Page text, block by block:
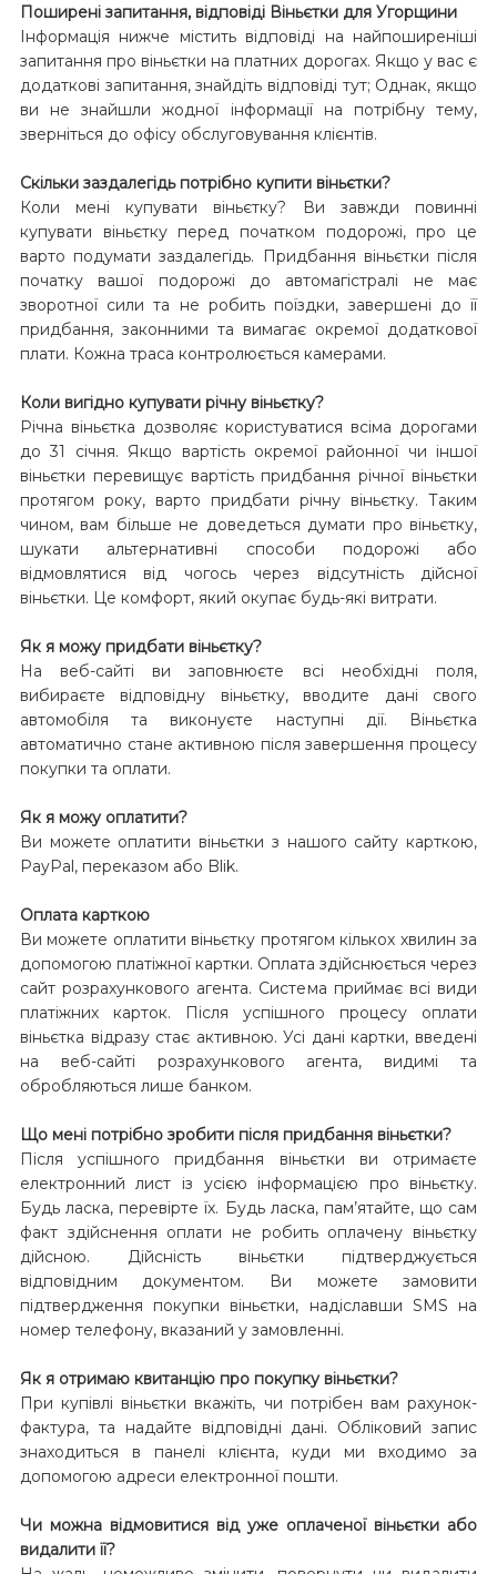
Поширені запитання, відповіді Віньєтки для Угорщини
Інформація нижче містить відповіді на найпоширеніші
запитання про віньєтки на платних дорогах. Якщо у вас є
додаткові запитання, знайдіть відповіді тут; Однак, якщо
ви не знайшли жодної інформації на потрібну тему,
зверніться до офісу обслуговування клієнтів.
Скільки заздалегідь потрібно купити віньєтки?
Коли мені купувати віньєтку? Ви завжди повинні
купувати віньєтку перед початком подорожі, про це
варто подумати заздалегідь. Придбання віньєтки після
початку вашої подорожі до автомагістралі не має
зворотної сили та не робить поїздки, завершені до її
придбання, законними та вимагає окремої додаткової
плати. Кожна траса контролюється камерами.
Коли вигідно купувати річну віньєтку?
Річна віньєтка дозволяє користуватися всіма дорогами
до 31 січня. Якщо вартість окремої районної чи іншої
віньєтки перевищує вартість придбання річної віньєтки
протягом року, варто придбати річну віньєтку. Таким
чином, вам більше не доведеться думати про віньєтку,
шукати альтернативні способи подорожі або
відмовлятися від чогось через відсутність дійсної
віньєтки. Це комфорт, який окупає будь-які витрати.
Як я можу придбати віньєтку?
На веб-сайті ви заповнюєте всі необхідні поля,
вибираєте відповідну віньєтку, вводите дані свого
автомобіля та виконуєте наступні дії. Віньєтка
автоматично стане активною після завершення процесу
покупки та оплати.
Як я можу оплатити?
Ви можете оплатити віньєтки з нашого сайту карткою,
PayPal, переказом або Blik.
Оплата карткою
Ви можете оплатити віньєтку протягом кількох хвилин за
допомогою платіжної картки. Оплата здійснюється через
сайт розрахункового агента. Система приймає всі види
платіжних карток. Після успішного процесу оплати
віньєтка відразу стає активною. Усі дані картки, введені
на веб-сайті розрахункового агента, видимі та
обробляються лише банком.
Що мені потрібно зробити після придбання віньєтки?
Після успішного придбання віньєтки ви отримаєте
електронний лист із усією інформацією про віньєтку.
Будь ласка, перевірте їх. Будь ласка, пам’ятайте, що сам
факт здійснення оплати не робить оплачену віньєтку
дійсною. Дійсність віньєтки підтверджується
відповідним документом. Ви можете замовити
підтвердження покупки віньєтки, надіславши SMS на
номер телефону, вказаний у замовленні.
Як я отримаю квитанцію про покупку віньєтки?
При купівлі віньєтки вкажіть, чи потрібен вам рахунок-
фактура, та надайте відповідні дані. Обліковий запис
знаходиться в панелі клієнта, куди ми входимо за
допомогою адреси електронної пошти.
Чи можна відмовитися від уже оплаченої віньєтки або
видалити її?